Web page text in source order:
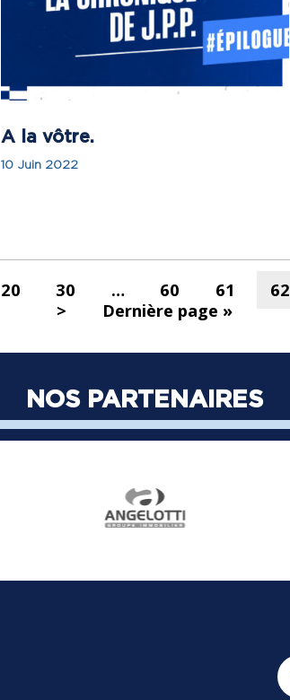
A la vôtre.
10 Juin 2022
20 30 … 60 61 62
>
Dernière page »
NOS PARTENAIRES